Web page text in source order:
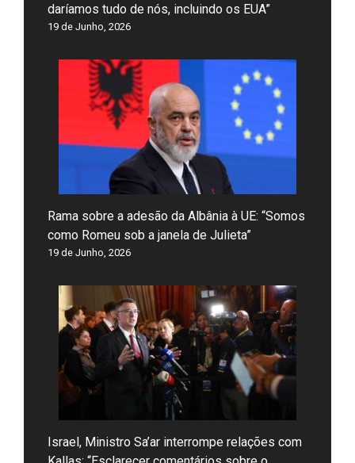
daríamos tudo de nós, incluindo os EUA”
19 de Junho, 2026
Rama sobre a adesão da Albânia à UE: “Somos
como Romeu sob a janela de Julieta”
19 de Junho, 2026
Israel, Ministro Sa’ar interrompe relações com